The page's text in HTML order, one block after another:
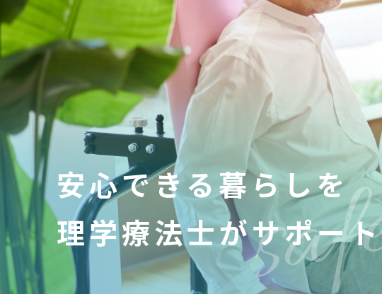
安心できる暮らしを
理学療法士がサポー